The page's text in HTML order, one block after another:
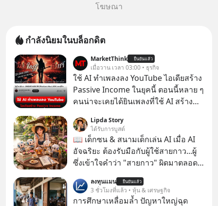
โฆษณา
กำลังนิยมในบล็อกดิต
MarketThink ยืนยันแล้ว
เมื่อวาน เวลา 03:00 • ธุรกิจ
ใช้ AI ทำเพลงลง YouTube ไอเดียสร้าง
Passive Income ในยุคนี้ ตอนนี้หลาย ๆ
คนน่าจะเคยได้ยินเพลงที่ใช้ AI สร้าง
รู้ตัวเรา” จากช่องชื่อว่า UNHEARD
MUSIC ที่ตอนนี้มียอดรับชมกว่า 26
ล้านครั้งแล้ว
Lipda Story
ได้รับการบูสต์
📖 เด็กซน & สนามเด็กเล่น AI เมื่อ AI
อัจฉริยะ ต้องรับมือกับผู้ใช้สายกาว...ผู้
ซึ่งเข้าใจคำว่า "สายกาว" ผิดมาตลอด
ลงทุนแมน ยืนยันแล้ว
3 ชั่วโมงที่แล้ว • หุ้น & เศรษฐกิจ
การศึกษาเหลื่อมล้ำ ปัญหาใหญ่ฉุด